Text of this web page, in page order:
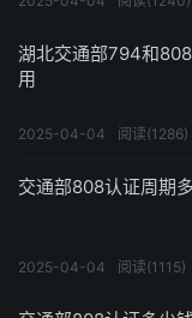
湖北交通部794和
用
2025-04-04 阅读(1286)
交通部808认证周期
2025-04-04 阅读(1115)